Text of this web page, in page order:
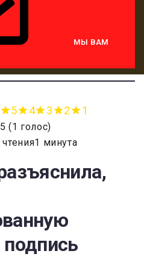
МЫ ВАМ
5 4 3 2 1
5 (1 голос)
минута